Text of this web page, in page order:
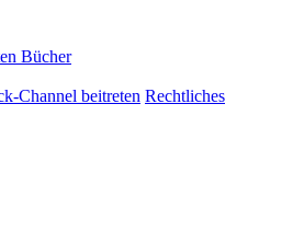
Bücher
Channel beitreten Rechtliches